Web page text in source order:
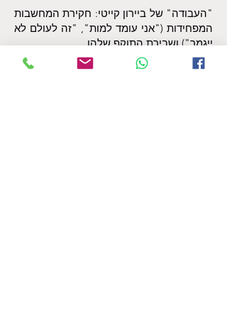
"העבודה" של ביירון קייטי: חקירת המחשבות
המפחידות ("אני עומד למות", "זה לעולם לא
ייגמר") ושבירת התוקף שלהן.
ACT (תרפיית קבלה ומחויבות): למידה כיצד